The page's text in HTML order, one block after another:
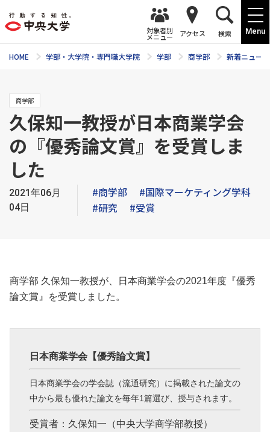
Menu
対象者別
メニュー アクセス 検索
HOME 学部・大学院・専門職大学院 学部 商学部 新着ニュース
商学部
久保知一教授が日本商業学会
の『優秀論文賞』を受賞しま
した
2021年06月
04日
#商学部
#国際マーケティング学科
#研究
#受賞
商学部 久保知一教授が、日本商業学会の2021年度『優秀
論文賞』を受賞しました。
日本商業学会 【優秀論文賞】
日本商業学会の学会誌（流通研究）に掲載された論文の
中から最も優れた論文を毎年1篇選び、授与されます。
受賞者：久保知一（中央大学商学部教授）